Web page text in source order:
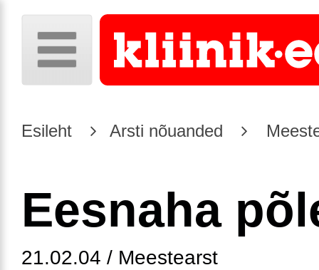
Esileht Arsti nõuanded
Eesnaha
21.02.04 / Meestearst